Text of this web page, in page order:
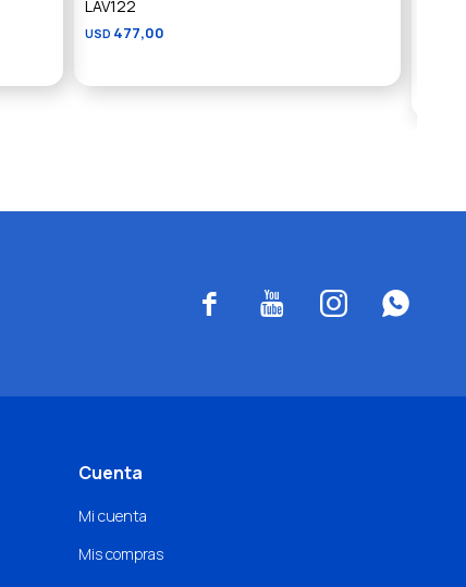
LAV122
USD 477,00
   
Cuenta
Mi cuenta
Mis compras